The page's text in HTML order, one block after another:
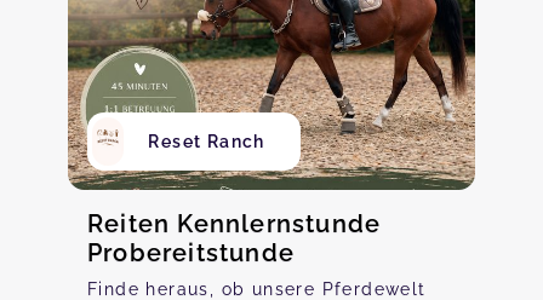
Reset Ranch
Reiten Kennlernstunde
Probereitstunde
Finde heraus, ob unsere Pferdewelt